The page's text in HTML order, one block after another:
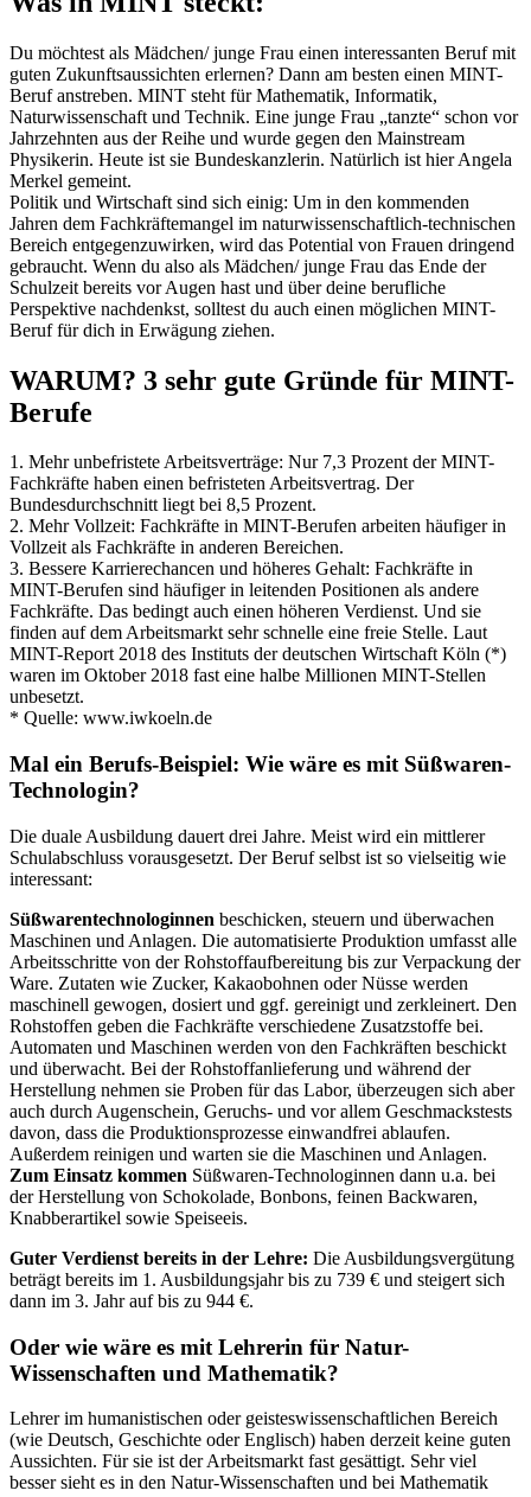
Du möchtest als Mädchen/ junge Frau einen interessanten Beruf mit
guten Zukunftsaussichten erlernen? Dann am besten einen MINT-
Beruf anstreben. MINT steht für Mathematik, Informatik,
Naturwissenschaft und Technik. Eine junge Frau „tanzte“ schon vor
Jahrzehnten aus der Reihe und wurde gegen den Mainstream
Physikerin. Heute ist sie Bundeskanzlerin. Natürlich ist hier Angela
Merkel gemeint.
Politik und Wirtschaft sind sich einig: Um in den kommenden
Jahren dem Fachkräftemangel im naturwissenschaftlich-technischen
Bereich entgegenzuwirken, wird das Potential von Frauen dringend
gebraucht. Wenn du also als Mädchen/ junge Frau das Ende der
Schulzeit bereits vor Augen hast und über deine berufliche
Perspektive nachdenkst, solltest du auch einen möglichen MINT-
Beruf für dich in Erwägung ziehen.
WARUM? 3 sehr gute Gründe für MINT-
Berufe
1. Mehr unbefristete Arbeitsverträge: Nur 7,3 Prozent der MINT-
Fachkräfte haben einen befristeten Arbeitsvertrag. Der
Bundesdurchschnitt liegt bei 8,5 Prozent.
2. Mehr Vollzeit: Fachkräfte in MINT-Berufen arbeiten häufiger in
Vollzeit als Fachkräfte in anderen Bereichen.
3. Bessere Karrierechancen und höheres Gehalt: Fachkräfte in
MINT-Berufen sind häufiger in leitenden Positionen als andere
Fachkräfte. Das bedingt auch einen höheren Verdienst. Und sie
finden auf dem Arbeitsmarkt sehr schnelle eine freie Stelle. Laut
MINT-Report 2018 des Instituts der deutschen Wirtschaft Köln (*)
waren im Oktober 2018 fast eine halbe Millionen MINT-Stellen
unbesetzt.
* Quelle: www.iwkoeln.de
Mal ein Berufs-Beispiel: Wie wäre es mit Süßwaren-
Technologin?
Die duale Ausbildung dauert drei Jahre. Meist wird ein mittlerer
Schulabschluss vorausgesetzt. Der Beruf selbst ist so vielseitig wie
interessant:
Süßwarentechnologinnen beschicken, steuern und überwachen
Maschinen und Anlagen. Die automatisierte Produktion umfasst alle
Arbeitsschritte von der Rohstoffaufbereitung bis zur Verpackung der
Ware. Zutaten wie Zucker, Kakaobohnen oder Nüsse werden
maschinell gewogen, dosiert und ggf. gereinigt und zerkleinert. Den
Rohstoffen geben die Fachkräfte verschiedene Zusatzstoffe bei.
Automaten und Maschinen werden von den Fachkräften beschickt
und überwacht. Bei der Rohstoffanlieferung und während der
Herstellung nehmen sie Proben für das Labor, überzeugen sich aber
auch durch Augenschein, Geruchs- und vor allem Geschmackstests
davon, dass die Produktionsprozesse einwandfrei ablaufen.
Außerdem reinigen und warten sie die Maschinen und Anlagen.
Zum Einsatz kommen Süßwaren-Technologinnen dann u.a. bei
der Herstellung von Schokolade, Bonbons, feinen Backwaren,
Knabberartikel sowie Speiseeis.
Guter Verdienst bereits in der Lehre: Die Ausbildungsvergütung
beträgt bereits im 1. Ausbildungsjahr bis zu 739 € und steigert sich
dann im 3. Jahr auf bis zu 944 €.
Oder wie wäre es mit Lehrerin für Natur-
Wissenschaften und Mathematik?
Lehrer im humanistischen oder geisteswissenschaftlichen Bereich
(wie Deutsch, Geschichte oder Englisch) haben derzeit keine guten
Aussichten. Für sie ist der Arbeitsmarkt fast gesättigt. Sehr viel
besser sieht es in den Natur-Wissenschaften und bei Mathematik